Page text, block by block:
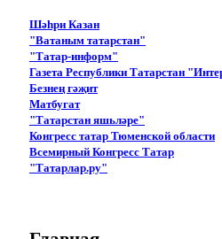
Шәһри Казан
"Ватаным татарстан"
"Татар-информ"
Газета Республики Татарстан
Безнең гәҗит
Матбугат
"Татарстан яшьләре"
Конгресс татар Тюменской области
Всемирный Конгресс Татар
"Татарлар.ру"